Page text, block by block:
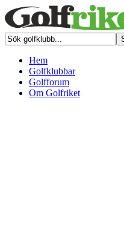
Hem
Golfklubbar
Golfforum
Om Golfriket